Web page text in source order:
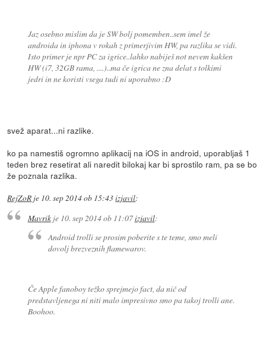
Jaz osebno mislim da je SW bolj pomemben..sem imel že
androida in iphona v rokah z primerjivim HW, pa razlika se vidi.
Isto primer je npr PC za igrice..lahko nabiješ not nevem kakšen
HW (i7, 32GB rama, ....)..ma če igrica ne zna delat s tolkimi
jedri in ne koristi vsega tudi ni uporabno :D
svež aparat...ni razlike.
ko pa namestiš ogromno aplikacij na iOS in android, uporabljaš 1
teden brez resetirat ali naredit bilokaj kar bi sprostilo ram, pa se bo
že poznala razlika.
RejZoR je 10. sep 2014 ob 15:43izjavil:
Mavrikje 10. sep 2014 ob 11:07izjavil:
Android trolli se prosim poberite s te teme, smo meli
dovolj brezveznih flamewarov.
Če Apple fanoboy težko sprejmejo fact, da nič od
predstavljenega ni niti malo impresivno smo pa takoj trolli ane.
Boohoo.